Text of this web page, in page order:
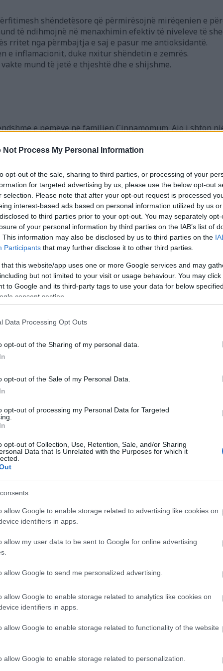
Not Process My Personal Information
opt-out of the sale, sharing to third parties, or processing of your
for targeted advertising by us, please use the below opt-out
selection. Please note that after your opt-out request is processed
interest-based ads based on personal information utilized by us
to third parties prior to your opt-out. You may separately
of your personal information by third parties on the IAB’s list of
This information may also be disclosed by us to third parties on the
Participants that may further disclose it to other third parties.
that this website/app uses one or more Google services and may
but not limited to your visit or usage behaviour. You may
to Google and its third-party tags to use your data for below
consent section.
Data Processing Opt Outs
opt-out of the Sharing of my personal data.
opt-out of the Sale of my Personal Data.
opt-out of processing my Personal Data for Targeted
opt-out of Collection, Use, Retention, Sale, and/or Sharing
Data that Is Unrelated with the Purposes for which it
allow Google to enable storage related to advertising like cookies on
identifiers in apps.
allow my user data to be sent to Google for online advertising
allow Google to send me personalized advertising.
allow Google to enable storage related to analytics like cookies on
identifiers in apps.
allow Google to enable storage related to functionality of the website
allow Google to enable storage related to personalization.
shëndetësore që përmirësojnë mirëqenien e
të ndihmojnë në menaxhimin efektiv të niveleve të
rritet nga përmbajtja e saj e pasur me antioksidantë.
e inflamacionit, duke nxitur shëndetin e zemrës.
mund të jetë e thjeshtë dhe e shijshme.
e pemëve në familjen Cinnamomum. Ajo i shton
të gjatë, e përdorur në kultura të ndryshme për shekuj
kanellën: shkopinj dhe pluhur të bluar. Të dyja
thjesht një erëz për gatim. Ajo është përdorur në kura
e saj të mundshme shëndetësore.
Historike
që daton mijëra vjet më parë. Dikur shihej si një
Rëndësia e saj në kultura të ndryshme është e qartë;
një rol të madh. Përdorej në mjekësi, duke
thelbësore për gatimin dhe shëndetin.
u rrit. Në Evropën mesjetare, ajo u bë një shenjë
duke treguar se ishte një zgjedhje e mençur
të kanellës
thjesht një erëz e shijshme. Ajo ka përfitime të
të tjerë bimorë e bëjnë atë shumë të dobishme.
mënyra.
janë të gjera dhe të rëndësishme. Disa avantazhe
qelizat nga dëmtimi.
mund të lehtësojnë inflamacionin kronik.
në luftimin e baktereve dhe kërpudhave.
mund të përmirësojë si shijen ashtu edhe shëndetin.
është një mënyrë e shijshme për të përmirësuar